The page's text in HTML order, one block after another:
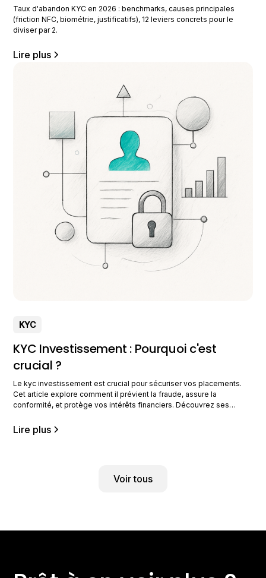
Taux d'abandon KYC en 2026 : benchmarks, causes principales
(friction NFC, biométrie, justificatifs), 12 leviers concrets pour le
diviser par 2.
Lire plus
KYC
KYC Investissement : Pourquoi c'est
crucial ?
Le kyc investissement est crucial pour sécuriser vos placements.
Cet article explore comment il prévient la fraude, assure la
conformité, et protège vos intérêts financiers. Découvrez ses
l'investissement Le KYC, ou Know Your Customer, est une pratique
incontournable dans le secteur de l'investissement. Il permet de
Lire plus
Voir tous